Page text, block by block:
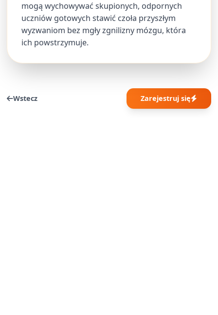
mogą wychowywać skupionych, odpornych
uczniów gotowych stawić czoła przyszłym
wyzwaniom bez mgły zgnilizny mózgu, która
ich powstrzymuje.
Wstecz Zarejestruj się